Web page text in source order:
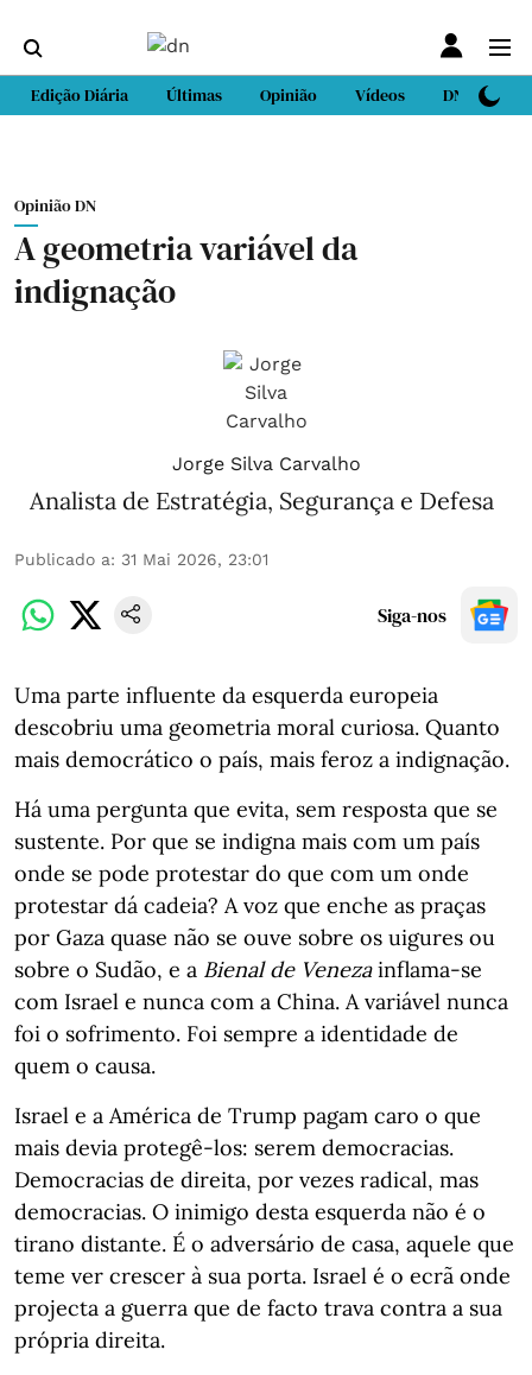
Edição Diária Últimas Opinião Vídeos DN Sport
Opinião DN
A geometria variável da
indignação
Jorge Silva Carvalho
Analista de Estratégia, Segurança e Defesa
Publicado a: 31 Mai 2026, 23:01
Siga-nos
Uma parte influente da esquerda europeia
descobriu uma geometria moral curiosa. Quanto
mais democrático o país, mais feroz a indignação.
Há uma pergunta que evita, sem resposta que se
sustente. Por que se indigna mais com um país
onde se pode protestar do que com um onde
protestar dá cadeia? A voz que enche as praças
por Gaza quase não se ouve sobre os uigures ou
sobre o Sudão, e a Bienal de Venezainflama-se
com Israel e nunca com a China. A variável nunca
foi o sofrimento. Foi sempre a identidade de
quem o causa.
Israel e a América de Trump pagam caro o que
mais devia protegê-los: serem democracias.
Democracias de direita, por vezes radical, mas
democracias. O inimigo desta esquerda não é o
tirano distante. É o adversário de casa, aquele que
teme ver crescer à sua porta. Israel é o ecrã onde
projecta a guerra que de facto trava contra a sua
própria direita.